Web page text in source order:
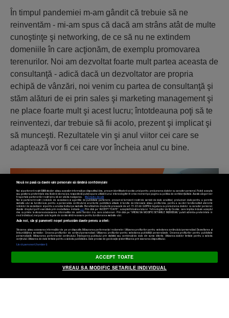
În timpul pandemiei m-am gândit că trebuie să ne
reinventăm - mi-am spus că dacă am strâns atât de multe
cunoştinţe şi networking, de ce să nu ne extindem
domeniile în care acţionăm, de exemplu promovarea
terenurilor. Noi am dezvoltat foarte mult partea aceasta de
consultanţă - adică dacă un dezvoltator are propria
echipă de vânzări, noi venim cu partea de consultanţă şi
stăm alături de ei prin sales şi marketing management şi
ne place foarte mult şi acest lucru; întotdeauna poţi să te
reinventezi, dar trebuie să fii acolo, prezent şi implicat şi
să munceşti. Rezultatele vin şi anul viitor cei care se
adaptează vor fi cei care vor încheia anul cu bine.
Nouă ne pasă ca datele tale personale să rămână confidențiale
Noi și partenerii noștri589stocăm și/sau accesăm informații pe dispozitivul dvs., precum identificatorii cookie unici pentru prelucrarea datelor cu caracter personal. Puteți accepta
sau gestiona preferințele dvs. făcând clic mai jos, respectiv vă puteți opune utilizării unui interes legitim în orice moment pe pagina cu politica de confidențialitate. Aceste alegeri vor
fi raportate partenerilor noștri și nu vă vor afecta navigarea.
Mai multe detalii
Noi si partenerii nostri (retelele de socializare si agentiile de publicitate partenere, precum si furnizorii nostri de servicii de date analitice) prelucram date pentru a permite
website-ului sa functioneze, pentru a personaliza continutul si anunturile publicitare afisate in functie de interesele si/sau profilul dvs., pentru a va oferi functionalitati aferente
retelelor de socializare si pentru a analiza traficul pe website. Beneficiati de drepturile prevazute de art. 15-22 din GDPR in legatura cu prelucrarea datelor cu caracter personal.
Aceste drepturi pot fi exercitate prin modalitatea indicataaici. Prin click pe “ACCEPT TOATE”, acceptati folosirea tuturor Tehnologiilor de tip Cookie, care implica inclusiv acceptul
dvs. cu privire la stocarea/accesarea informatiilor de catre Vendor-ii cu care colaboram. Prin click pe “VREAU SA MODIFIC SETARILE INDIVIDUAL” puteti schimba preferintele in
mod individual, mai putin cele legate de cookie strict necesare pentru functionarea website-ului.
Atât noi, cât și partenerii noștri prelucrăm datele pentru a oferi:
Stocarea și/sau accesarea informațiilor de pe un dispozitiv. Măsurarea performanței reclamelor. Utilizarea profilurilor pentru selectarea conținutului personalizat. Dezvoltarea și
îmbunătățirea serviciilor. Crearea profilurilor de conținut personalizat. Utilizarea profilurilor pentru selectarea publicității personalizate. Crearea profilurilor pentru publicitate
personalizată. Măsurarea performanței conținutului. Înțelegerea publicului prin statistici sau combinații de date din surse diferite. Utilizarea datelor limitate pentru a selecta
conținutul. Utilizarea de date limitate pentru a selecta publicitatea. Date precise de geolocație și identificarea prin scanarea dispozitivului.
Listă parteneri (furnizori)
ACCEPT TOATE
VREAU SA MODIFIC SETARILE INDIVIDUAL